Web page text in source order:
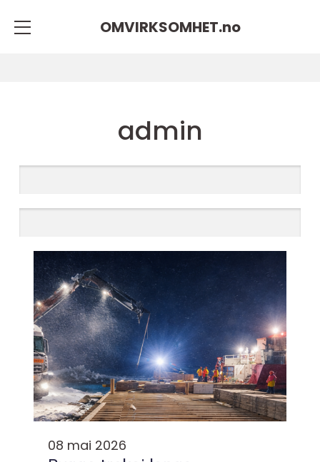
OMVIRKSOMHET.no
admin
08 mai 2026